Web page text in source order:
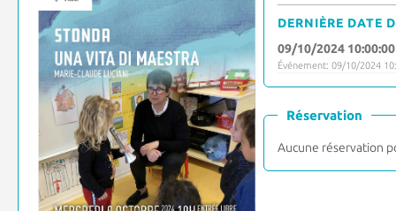
DERNIÈRE DATE
09/10/2024 10:00:00
Événement: 09/10/2024
Réservation
Aucune réservation